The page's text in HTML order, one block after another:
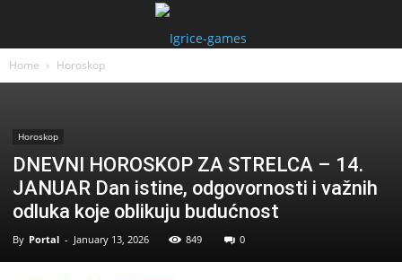
Home Horoskop
Horoskop
DNEVNI HOROSKOP ZA STRELCA – 14.
JANUAR Dan istine, odgovornosti i važnih
odluka koje oblikuju budućnost
By Portal - January 13, 2026 849 0